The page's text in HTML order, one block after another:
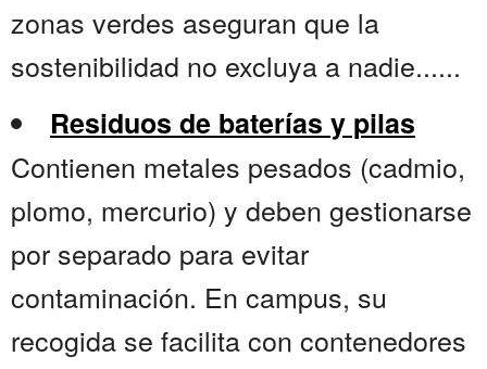
zonas verdes aseguran que la
sostenibilidad no excluya a nadie......
Residuos de baterías y pilas
Contienen metales pesados (cadmio,
plomo, mercurio) y deben gestionarse
por separado para evitar
contaminación. En campus, su
recogida se facilita con contenedores